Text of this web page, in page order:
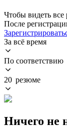
Чтобы видеть все
После
За всё время
По соответствию
20 резюме
Ничего не